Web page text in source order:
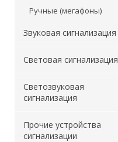
Ручные (мегафоны)
Звуковая сигнализация
Световая сигнализация
Светозвуковая
сигнализация
Прочие устройства
сигнализации